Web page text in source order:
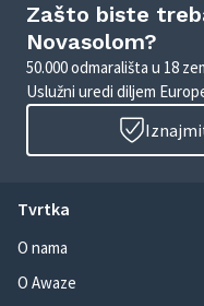
Zašto biste
Novasolom?
50.000 odmarališta u 18
Uslužni uredi diljem
Tvrtka
O nama
O Awaze